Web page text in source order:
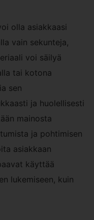
olla asiakkaasi
vain sekunteja,
voi säilyä
tai kotona
sen
ja huolellisesti
mainosta
ja pohtimisen
asiakkaan
käyttää
lukemiseen, kuin